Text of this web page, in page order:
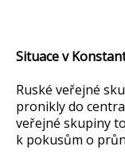
Situace v
Ruské veřejné
pronikly do
veřejné skupiny
k pokusům o